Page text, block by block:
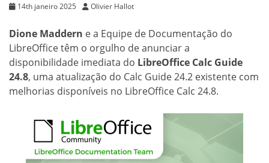
14th janeiro 2025 Olivier Hallot
Dione Maddern e a Equipe de Documentação do
LibreOffice têm o orgulho de anunciar a
disponibilidade imediata do LibreOffice Calc Guide
24.8, uma atualização do Calc Guide 24.2 existente com
melhorias disponíveis no LibreOffice Calc 24.8.